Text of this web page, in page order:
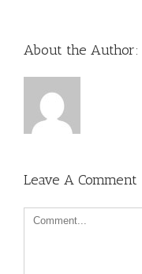
About the Author:
Leave A Comment